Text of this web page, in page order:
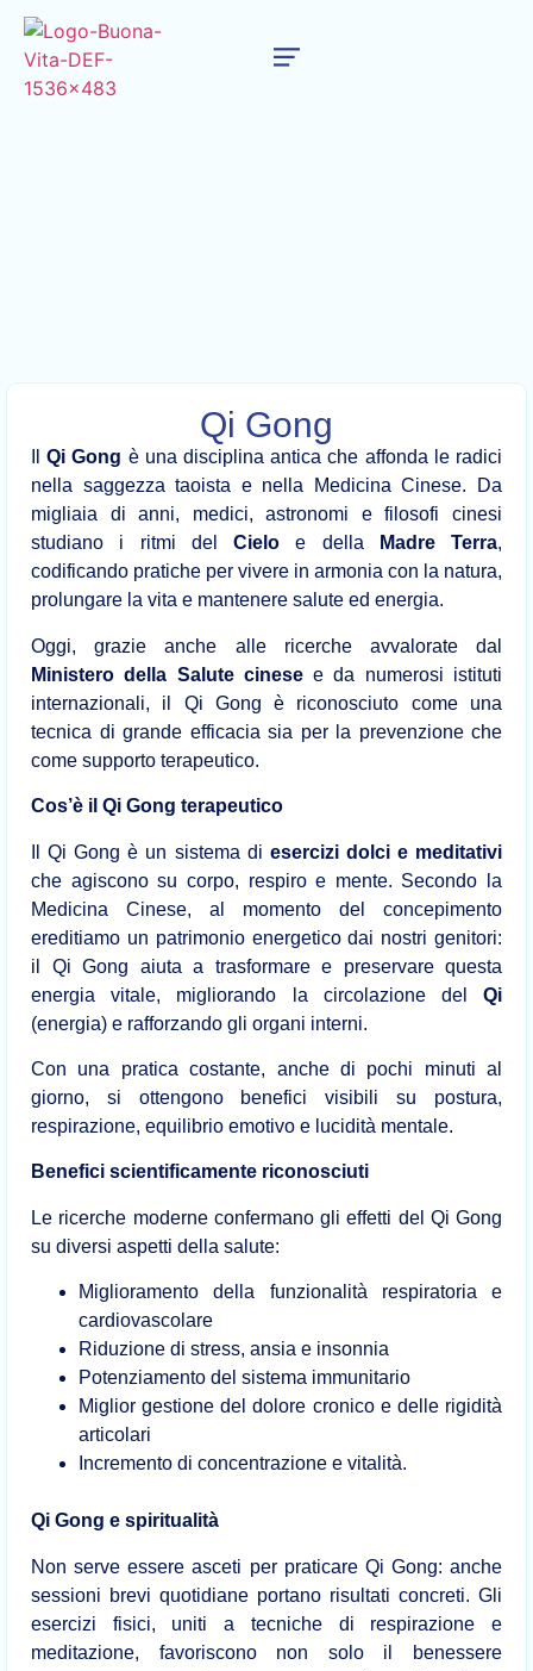
Qi Gong
IlQi Gong è una disciplina antica che affonda le radici
nella saggezza taoista e nella Medicina Cinese. Da
migliaia di anni, medici, astronomi e filosofi cinesi
studiano i ritmi del Cieloe della Madre Terra,
codificando pratiche per vivere in armonia con la natura,
prolungare la vita e mantenere salute ed energia.
Oggi, grazie anche alle ricerche avvalorate dal
Ministero della Salute cinesee da numerosi istituti
internazionali, il Qi Gong è riconosciuto come una
tecnica di grande efficacia sia per la prevenzione che
come supporto terapeutico.
Cos’è il Qi Gong terapeutico
Il Qi Gong è un sistema di esercizi dolci e meditativi
che agiscono su corpo, respiro e mente. Secondo la
Medicina Cinese, al momento del concepimento
ereditiamo un patrimonio energetico dai nostri genitori:
il Qi Gong aiuta a trasformare e preservare questa
energia vitale, migliorando la circolazione del Qi
(energia) e rafforzando gli organi interni.
Con una pratica costante, anche di pochi minuti al
giorno, si ottengono benefici visibili su postura,
respirazione, equilibrio emotivo e lucidità mentale.
Benefici scientificamente riconosciuti
Le ricerche moderne confermano gli effetti del Qi Gong
su diversi aspetti della salute:
Miglioramento della funzionalità respiratoria e
cardiovascolare
Riduzione di stress, ansia e insonnia
Potenziamento del sistema immunitario
Miglior gestione del dolore cronico e delle rigidità
articolari
Incremento di concentrazione e vitalità.
Qi Gong e spiritualità
Non serve essere asceti per praticare Qi Gong: anche
sessioni brevi quotidiane portano risultati concreti. Gli
esercizi fisici, uniti a tecniche di respirazione e
meditazione, favoriscono non solo il benessere